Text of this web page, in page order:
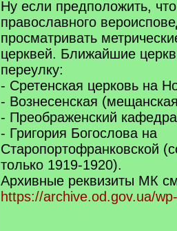
Ну если предположить,
православного
просматривать
церквей. Ближайшие
переулку:
- Сретенская церковь на
- Вознесенская
- Преображенский
- Григория Богослова на
Старопортофранковской
только 1919-1920).
Архивные реквизиты МК
https://archive.od.gov.ua/